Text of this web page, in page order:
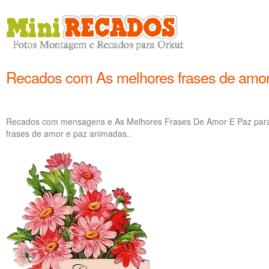
Recados com As melhores frases de
Recados com mensagens e As Melhores Frases De Amor E Paz
frases de amor e paz animadas..